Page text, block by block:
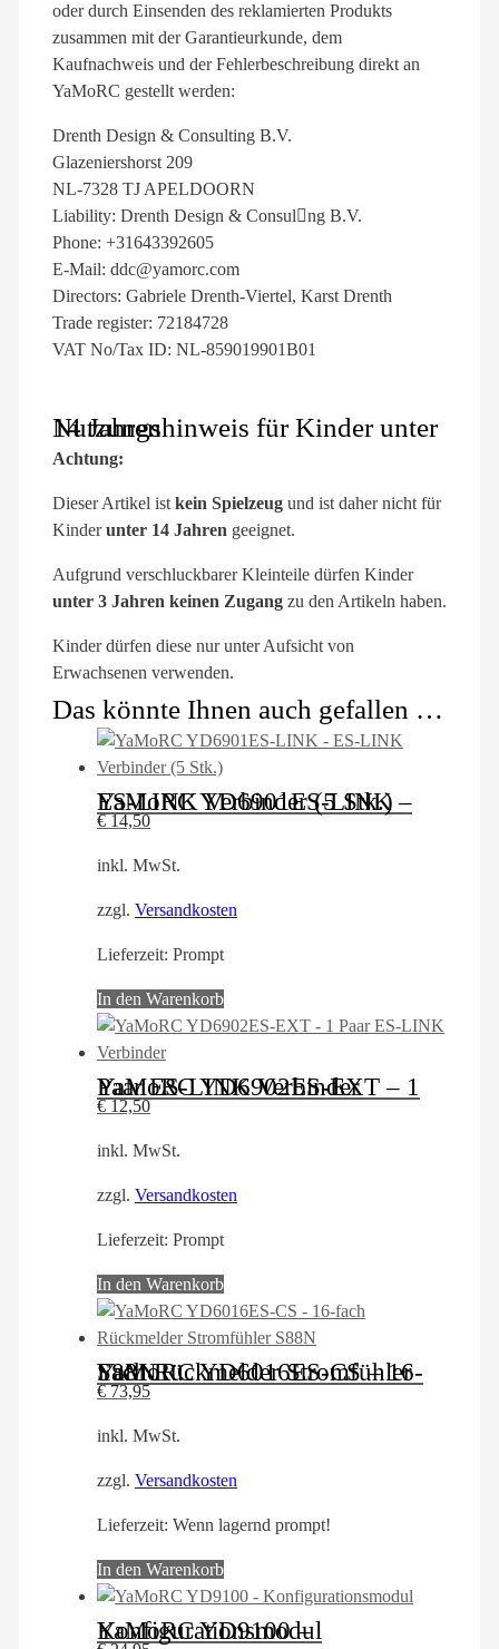
oder durch Einsenden des reklamierten Produkts
zusammen mit der Garantieurkunde, dem
Kaufnachweis und der Fehlerbeschreibung direkt an
YaMoRC gestellt werden:
Drenth Design & Consulting B.V.
Glazeniershorst 209
NL-7328 TJ APELDOORN
Liability: Drenth Design & Consul􀆟ng B.V.
Phone: +31643392605
E-Mail: ddc@yamorc.com
Directors: Gabriele Drenth-Viertel, Karst Drenth
Trade register: 72184728
VAT No/Tax ID: NL-859019901B01
Nutzungshinweis für Kinder unter 14 Jahren
Achtung:
Dieser Artikel ist kein Spielzeug und ist daher nicht für
Kinderunter 14 Jahren geeignet.
Aufgrund verschluckbarer Kleinteile dürfen Kinder
unter 3 Jahren keinen Zugang zu den Artikeln haben.
Kinder dürfen diese nur unter Aufsicht von
Erwachsenen verwenden.
Das könnte Ihnen auch gefallen …
YaMoRC YD6901ES-LINK – ES-LINK Verbinder (5 Stk.)
€14,50
inkl. MwSt.
zzgl. Versandkosten
Lieferzeit: Prompt
In den Warenkorb
YaMoRC YD6902ES-EXT – 1 Paar ES-LINK Verbinder
€12,50
inkl. MwSt.
zzgl. Versandkosten
Lieferzeit: Prompt
In den Warenkorb
YaMoRC YD6016ES-CS – 16-Fach Rückmelder Stromfühler S88N
€73,95
inkl. MwSt.
zzgl. Versandkosten
Lieferzeit: Wenn lagernd prompt!
In den Warenkorb
YaMoRC YD9100 – Konfigurationsmodul